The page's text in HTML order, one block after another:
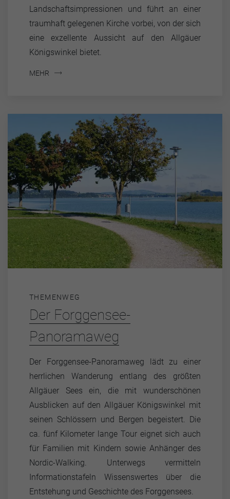
Landschaftsimpressionen und führt an einer
traumhaft gelegenen Kirche vorbei, von der sich
eine exzellente Aussicht auf den Allgäuer
Königswinkel bietet.
MEHR
THEMENWEG
Der Forggensee-
Panoramaweg
Der Forggensee-Panoramaweg lädt zu einer
herrlichen Wanderung entlang des größten
Allgäuer Sees ein, die mit wunderschönen
Ausblicken auf den Allgäuer Königswinkel mit
seinen Schlössern und Bergen begeistert. Die
ca. fünf Kilometer lange Tour eignet sich auch
für Familien mit Kindern sowie Anhänger des
Nordic-Walking. Unterwegs vermitteln
Informationstafeln Wissenswertes über die
Entstehung und Geschichte des Forggensees.